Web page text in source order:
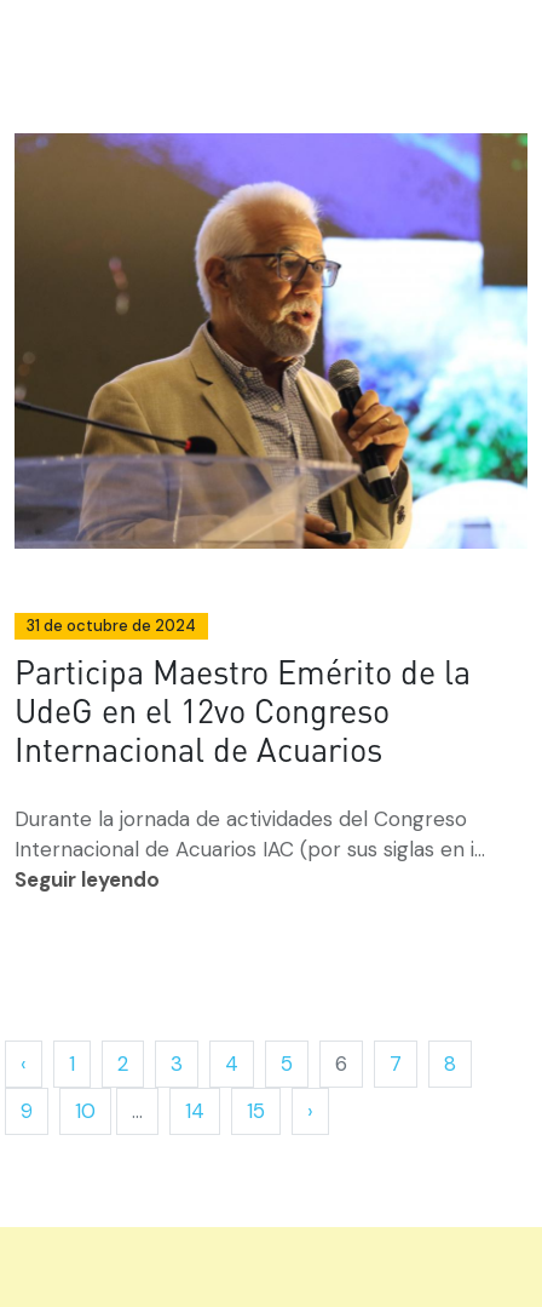
31 de octubre de 2024
Participa Maestro Emérito de la
UdeG en el 12vo Congreso
Internacional de Acuarios
Durante la jornada de actividades del Congreso
Internacional de Acuarios IAC (por sus siglas en i...
Seguir leyendo
‹ 1 2 3 4 5 6 7
8
9
10 ... 14 15 ›